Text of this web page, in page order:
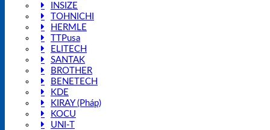
INSIZE
TOHNICHI
HERMLE
TTPusa
ELITECH
SANTAK
BROTHER
BENETECH
KDE
KIRAY (Pháp)
KOCU
UNI-T